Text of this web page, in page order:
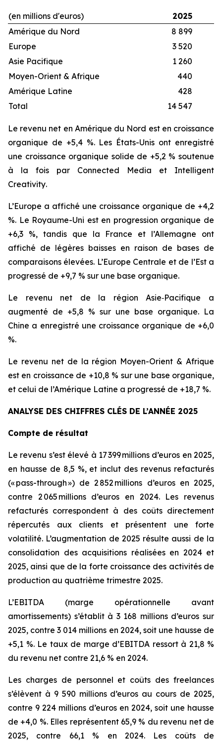
(en millions d'euros) 2025
Amérique du Nord
8 899
Europe
3 520
Asie Pacifique
1 260
Moyen-Orient & Afrique
440
Amérique Latine
428
Total
14 547
Le revenu net en Amérique du Nord est en croissance
organique de +5,4 %. Les États-Unis ont enregistré
une croissance organique solide de +5,2 % soutenue
à la fois par Connected Media et Intelligent
Creativity.
L’Europe a affiché une croissance organique de +4,2
%. Le Royaume-Uni est en progression organique de
+6,3 %, tandis que la France et l’Allemagne ont
affiché de légères baisses en raison de bases de
comparaisons élevées. L’Europe Centrale et de l’Est a
progressé de +9,7 % sur une base organique.
Le revenu net de la région Asie‑Pacifique a
augmenté de +5,8 % sur une base organique. La
Chine a enregistré une croissance organique de +6,0
%.
Le revenu net de la région Moyen-Orient & Afrique
est en croissance de +10,8 % sur une base organique,
et celui de l’Amérique Latine a progressé de +18,7 %.
ANALYSE DES CHIFFRES CLÉS DE L’ANNÉE 2025
Compte de résultat
Le revenu s’est élevé à 17 399 millions d’euros en 2025,
en hausse de 8,5 %, et inclut des revenus refacturés
(« pass-through ») de 2 852 millions d’euros en 2025,
contre 2 065 millions d’euros en 2024. Les revenus
refacturés correspondent à des coûts directement
répercutés aux clients et présentent une forte
volatilité. L’augmentation de 2025 résulte aussi de la
consolidation des acquisitions réalisées en 2024 et
2025, ainsi que de la forte croissance des activités de
production au quatrième trimestre 2025.
L’EBITDA (marge opérationnelle avant
amortissements) s’établit à 3 168 millions d’euros sur
2025, contre 3 014 millions en 2024, soit une hausse de
+5,1 %. Le taux de marge d’EBITDA ressort à 21,8 %
du revenu net contre 21,6 % en 2024.
Les charges de personnel et coûts des freelances
s’élèvent à 9 590 millions d’euros au cours de 2025,
contre 9 224 millions d’euros en 2024, soit une hausse
de +4,0 %. Elles représentent 65,9 % du revenu net de
2025, contre 66,1 % en 2024. Les coûts de